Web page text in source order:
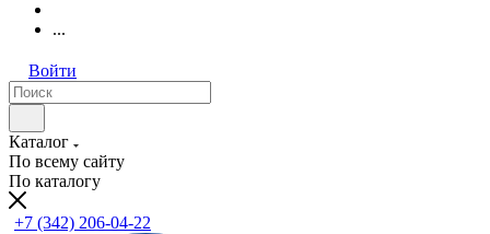
...
Войти
Каталог
По всему сайту
По каталогу
+7 (342) 206-04-22